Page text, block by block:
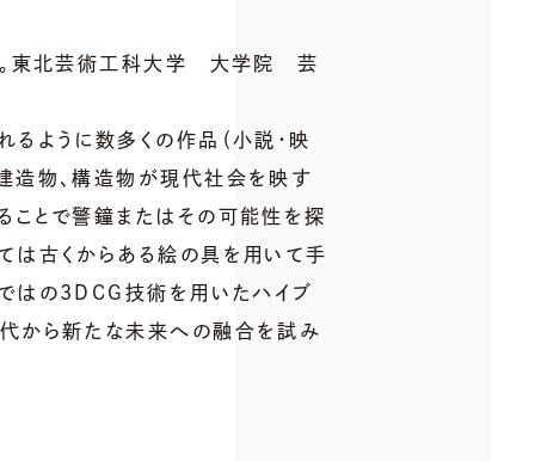
東北芸術工科大学 大学院 芸
るように数多くの作品（小説・映
造物、構造物が現代社会を映す
ことで警鐘またはその可能性を探
は古くからある絵の具を用いて手
はの3DCG技術を用いたハイブ
から新たな未来への融合を試み